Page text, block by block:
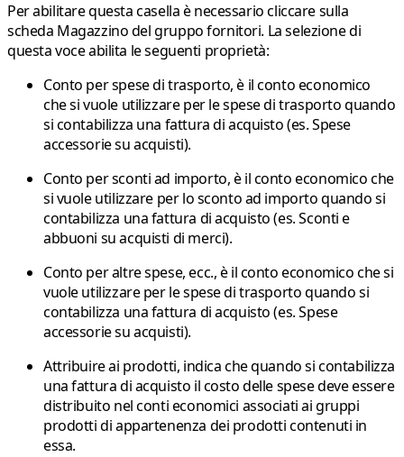
Per abilitare questa casella è necessario cliccare sulla
scheda Magazzino del gruppo fornitori. La selezione di
questa voce abilita le seguenti proprietà:
Conto per spese di trasporto, è il conto economico
che si vuole utilizzare per le spese di trasporto quando
si contabilizza una fattura di acquisto (es. Spese
accessorie su acquisti).
Conto per sconti ad importo, è il conto economico che
si vuole utilizzare per lo sconto ad importo quando si
contabilizza una fattura di acquisto (es. Sconti e
abbuoni su acquisti di merci).
Conto per altre spese, ecc., è il conto economico che si
vuole utilizzare per le spese di trasporto quando si
contabilizza una fattura di acquisto (es. Spese
accessorie su acquisti).
Attribuire ai prodotti, indica che quando si contabilizza
una fattura di acquisto il costo delle spese deve essere
distribuito nel conti economici associati ai gruppi
prodotti di appartenenza dei prodotti contenuti in
essa.